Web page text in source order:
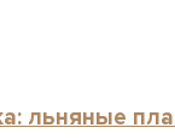
льняные